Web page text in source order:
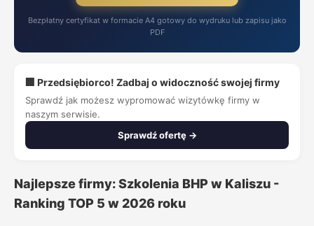
Bezpłatny certyfikat w formacie A4 gotowy do wydruku lub zapisu jako
PDF
🏢 Przedsiębiorco! Zadbaj o widoczność swojej firmy
Sprawdź jak możesz wypromować wizytówkę firmy w
naszym serwisie.
Sprawdź ofertę →
Najlepsze firmy: Szkolenia BHP w Kaliszu -
Ranking TOP 5 w 2026 roku